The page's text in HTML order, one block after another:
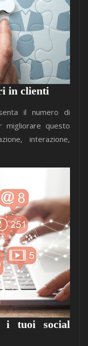
in clienti
il numero di
migliorare questo
interazione,
i tuoi social